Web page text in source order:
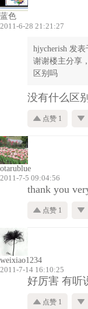
蓝色
2011-6-28 21:21:27
hjycherish 发表
谢谢楼主分享
区别吗
没有什么区别
点赞 1
otarublue
2011-7-5 09:04:56
thank you
点赞 1
weixiao1234
2011-7-14 16:10:25
好厉害 有听
点赞 1